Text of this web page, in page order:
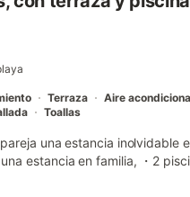
y a 12 km de Siam Park. A
Terraza Aire
Toallas
una estancia inolvidable
estancia en familia, ・2